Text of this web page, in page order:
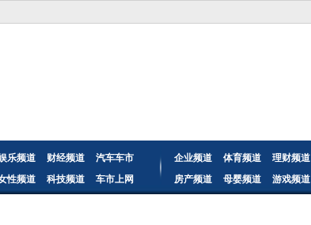
乐频道 财经频道
汽车车市
性频道 科技频道 车市上网
企业频道 体育频道 理财频道
房产频道
母婴频道 游戏频道